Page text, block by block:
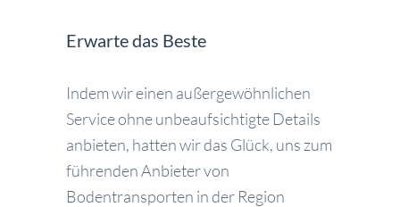
Erwarte das Beste
Indem wir einen außergewöhnlichen
Service ohne unbeaufsichtigte Details
anbieten, hatten wir das Glück, uns zum
führenden Anbieter von
Bodentransporten in der Region